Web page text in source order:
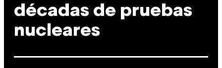
décadas de pruebas
nucleares